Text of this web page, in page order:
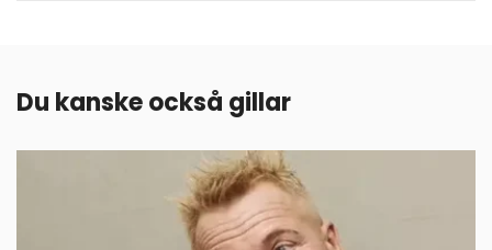
Du kanske också gillar